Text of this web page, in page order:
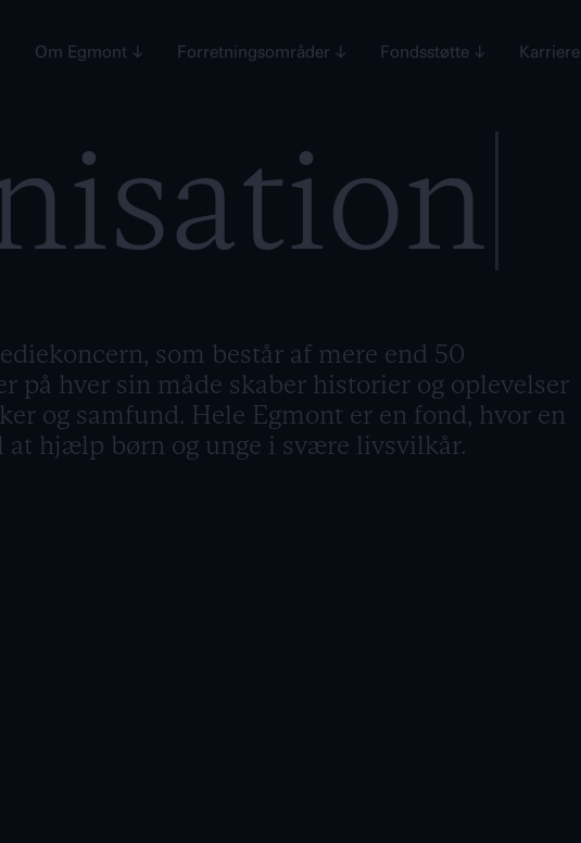
Om Egmont ↓ Forretningsområder ↓ Fondsstøtte ↓ Karriere
som består af mere end 50
på hver sin måde skaber historier og oplevelser
og samfund. Hele Egmont er en fond, hvor en
at hjælp børn og unge i svære livsvilkår.